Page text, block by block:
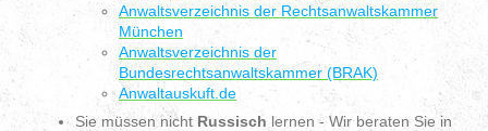
Anwaltsverzeichnis der Rechtsanwaltskammer
München
Anwaltsverzeichnis der
Bundesrechtsanwaltskammer (BRAK)
Anwaltauskuft.de
Sie müssen nicht Russisch lernen - Wir beraten Sie in